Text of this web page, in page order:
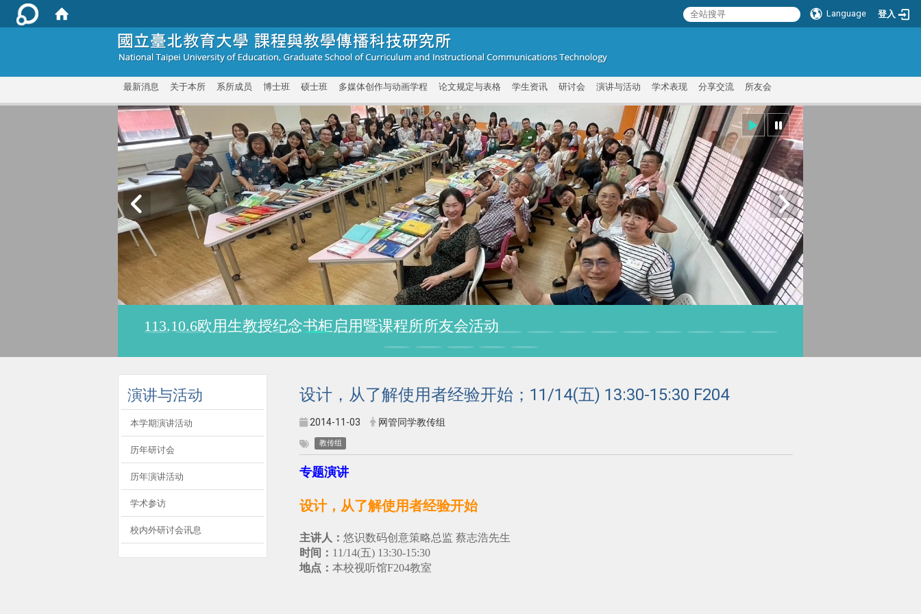
Language 登入
最新消息 关于本所 系所成员 博士班 硕士班 多媒体创作与动画学程 论文规定与表格 学生资讯 研讨会 演讲与活动 学术表现 分享交流 所友会
113.10.6欧用生教授纪念书柜启用暨课程所所友会活动
演讲与活动
本学期演讲活动
历年研讨会
历年演讲活动
学术参访
校内外研讨会讯息
设计，从了解使用者经验开始；11/14(五) 13:30-15:30 F204
2014-11-03 网管同学教传组
教传组
专题演讲
设计，从了解使用者经验开始
主讲人： 悠识数码创意策略总监 蔡志浩先生
时间： 11/14(五) 13:30-15:30
地点： 本校视听馆F204教室